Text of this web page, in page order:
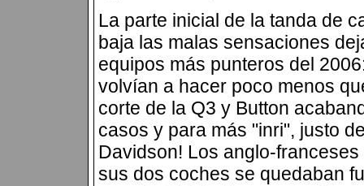
La parte inicial de la tanda de
baja las malas sensaciones
equipos más punteros del
volvían a hacer poco menos
corte de la Q3 y Button
casos y para más "inri", justo
Davidson! Los anglo-
sus dos coches se quedaban